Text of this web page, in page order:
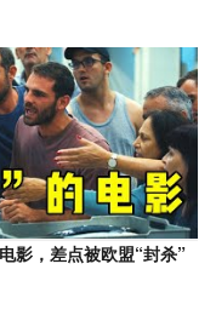
影，差点被欧盟“封杀”